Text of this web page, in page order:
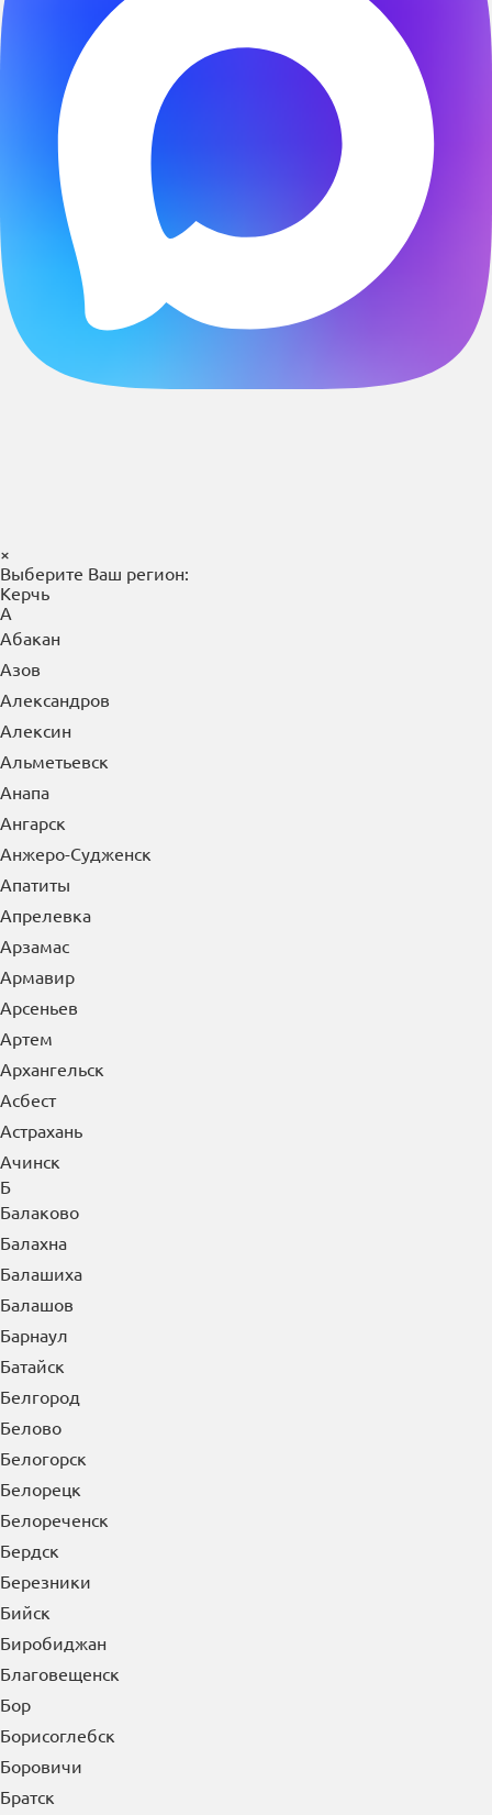
×
Выберите Ваш регион:
Керчь
А
Абакан
Азов
Александров
Алексин
Альметьевск
Анапа
Ангарск
Анжеро-Судженск
Апатиты
Апрелевка
Арзамас
Армавир
Арсеньев
Артем
Архангельск
Асбест
Астрахань
Ачинск
Б
Балаково
Балахна
Балашиха
Балашов
Барнаул
Батайск
Белгород
Белово
Белогорск
Белорецк
Белореченск
Бердск
Березники
Бийск
Биробиджан
Благовещенск
Бор
Борисоглебск
Боровичи
Братск